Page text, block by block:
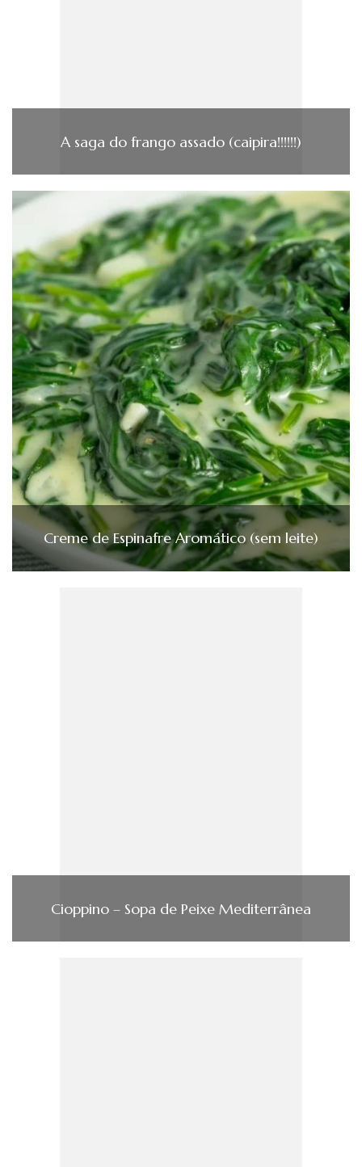
A saga do frango assado (caipira!!!!!!)
Creme de Espinafre Aromático (sem leite)
Cioppino – Sopa de Peixe Mediterrânea